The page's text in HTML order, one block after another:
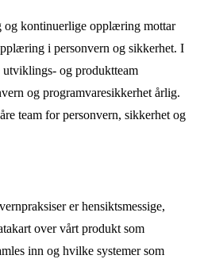
og kontinuerlige opplæring mottar
i personvern og sikkerhet. I
og produktteam
og programvaresikkerhet årlig.
team for personvern, sikkerhet og
er hensiktsmessige,
over vårt produkt som
inn og hvilke systemer som